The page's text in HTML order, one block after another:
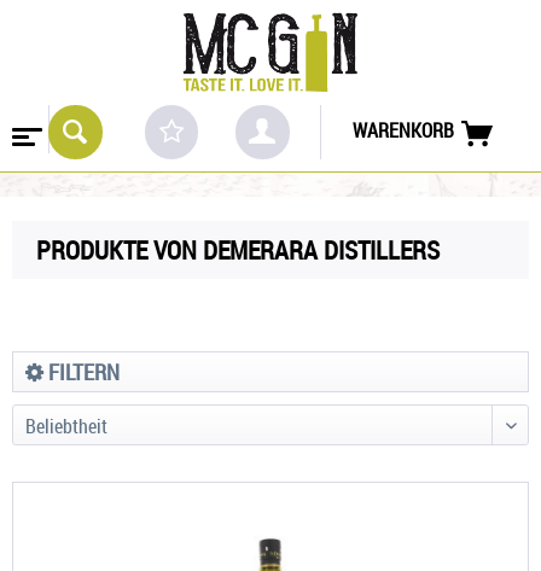
WARENKORB
PRODUKTE VON DEMERARA DISTILLERS
FILTERN